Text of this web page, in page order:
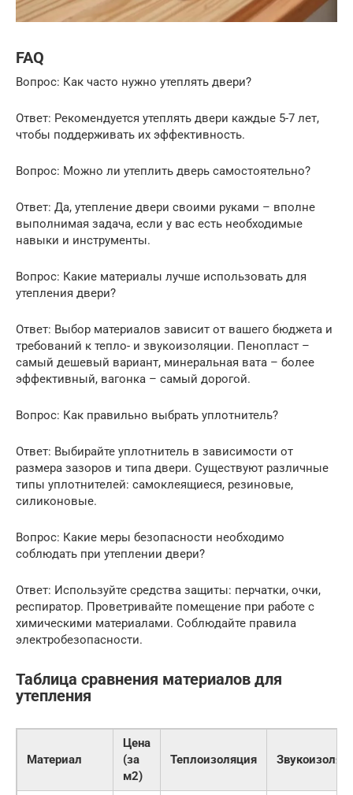
FAQ
Вопрос: Как часто нужно утеплять двери?
Ответ: Рекомендуется утеплять двери каждые 5-7 лет,
чтобы поддерживать их эффективность.
Вопрос: Можно ли утеплить дверь самостоятельно?
Ответ: Да, утепление двери своими руками – вполне
выполнимая задача, если у вас есть необходимые
навыки и инструменты.
Вопрос: Какие материалы лучше использовать для
утепления двери?
Ответ: Выбор материалов зависит от вашего бюджета и
требований к тепло- и звукоизоляции. Пенопласт –
самый дешевый вариант, минеральная вата – более
эффективный, вагонка – самый дорогой.
Вопрос: Как правильно выбрать уплотнитель?
Ответ: Выбирайте уплотнитель в зависимости от
размера зазоров и типа двери. Существуют различные
типы уплотнителей: самоклеящиеся, резиновые,
силиконовые.
Вопрос: Какие меры безопасности необходимо
соблюдать при утеплении двери?
Ответ: Используйте средства защиты: перчатки, очки,
респиратор. Проветривайте помещение при работе с
химическими материалами. Соблюдайте правила
электробезопасности.
Таблица сравнения материалов для
утепления
Материал
Цена
(за
м2)
Теплоизоляция